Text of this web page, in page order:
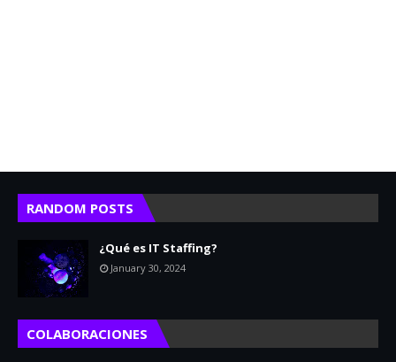
RANDOM POSTS
¿Qué es IT Staffing?
January 30, 2024
COLABORACIONES